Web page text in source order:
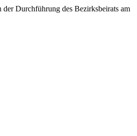
Durchführung des Bezirksbeirats am